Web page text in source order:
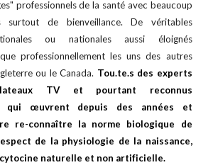
professionnels de la santé avec beaucoup
surtout de bienveillance. De véritables
ou nationales aussi éloignés
professionnellement les uns des autres
ou le Canada. Tou.te.s des experts
TV et pourtant reconnus
qui œuvrent depuis des années et
re-connaître la norme biologique de
de la physiologie de la naissance,
naturelle et non artificielle.